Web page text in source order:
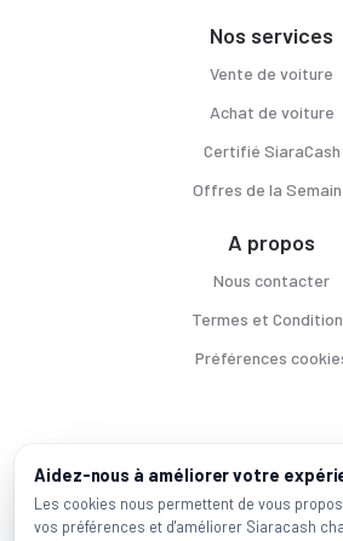
Nos services
Vente de voiture
Achat de voiture
Certifié SiaraCash
Offres de la
A propos
Nous contacter
Termes et
Préférences
Voitures par ville
Casablanca | | Mohammadia |Salé | |
Marques populaires
Aidez-nous à améliorer votre
Les cookies nous permettent de vous
vos préférences et d'améliorer Siaracash